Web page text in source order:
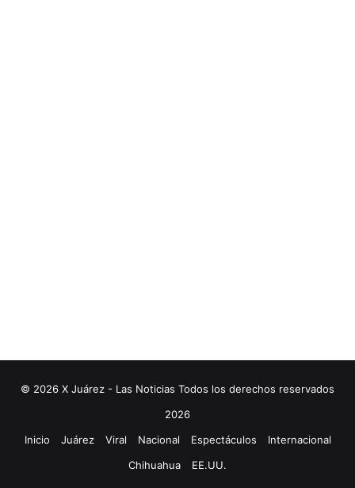
© 2026 X Juárez - Las Noticias Todos los derechos reservados
2026
Inicio
Juárez Viral Nacional Espectáculos
Internacional
Chihuahua
EE.UU.